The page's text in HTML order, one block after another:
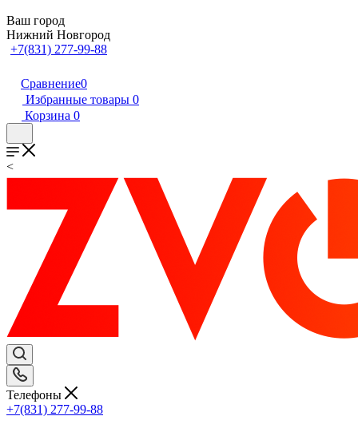
Ваш город
Нижний Новгород
+7(831) 277-99-88
Сравнение0
Избранные товары 0
Корзина 0
<
Телефоны
+7(831) 277-99-88